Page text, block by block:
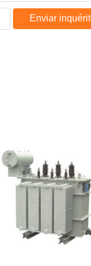
Enviar